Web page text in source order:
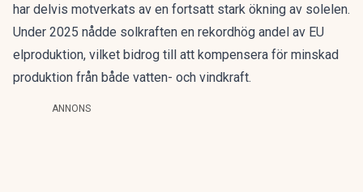
har delvis motverkats av en fortsatt stark ökning av solelen.
Under 2025 nådde solkraften en rekordhög andel av EU
elproduktion, vilket bidrog till att kompensera för minskad
produktion från både vatten- och vindkraft.
ANNONS